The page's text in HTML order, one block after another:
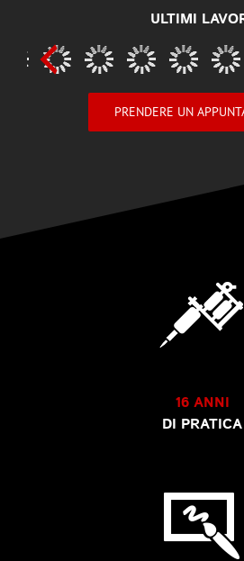
ULTIMI
PRENDERE UN
16 ANNI
DI PRATICA